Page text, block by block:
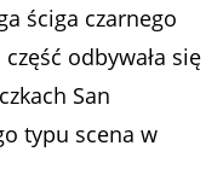
ściga czarnego
odbywała się
San
typu scena w